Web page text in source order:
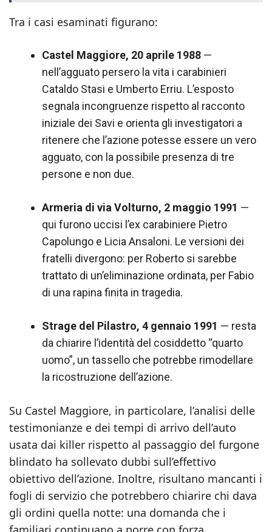
Tra i casi esaminati figurano:
Castel Maggiore, 20 aprile 1988 —
nell’agguato persero la vita i carabinieri
Cataldo Stasi e Umberto Erriu. L’esposto
segnala incongruenze rispetto al racconto
iniziale dei Savi e orienta gli investigatori a
ritenere che l’azione potesse essere un vero
agguato, con la possibile presenza di tre
persone e non due.
Armeria di via Volturno, 2 maggio 1991 —
qui furono uccisi l’ex carabiniere Pietro
Capolungo e Licia Ansaloni. Le versioni dei
fratelli divergono: per Roberto si sarebbe
trattato di un’eliminazione ordinata, per Fabio
di una rapina finita in tragedia.
Strage del Pilastro, 4 gennaio 1991 — resta
da chiarire l’identità del cosiddetto “quarto
uomo”, un tassello che potrebbe rimodellare
la ricostruzione dell’azione.
Su Castel Maggiore, in particolare, l’analisi delle
testimonianze e dei tempi di arrivo dell’auto
usata dai killer rispetto al passaggio del furgone
blindato ha sollevato dubbi sull’effettivo
obiettivo dell’azione. Inoltre, risultano mancanti i
fogli di servizio che potrebbero chiarire chi dava
gli ordini quella notte: una domanda che i